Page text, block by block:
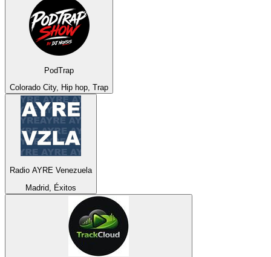
PodTrap
Colorado City, Hip hop, Trap
Radio AYRE Venezuela
Madrid, Éxitos